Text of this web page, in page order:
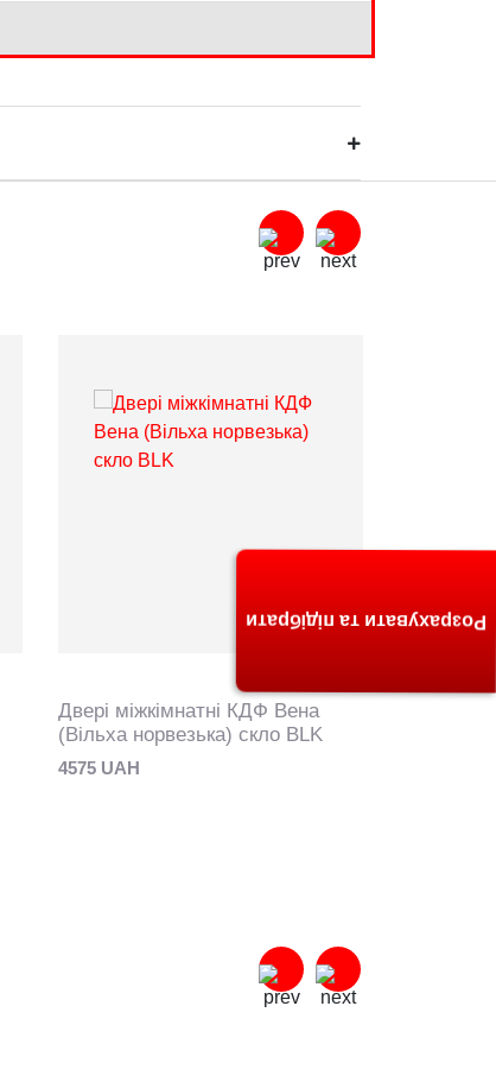
Двері міжкімнатні КДФ Вена
(Вільха норвезька) скло BLK
4575 UAH
Розрахувати та підібрати